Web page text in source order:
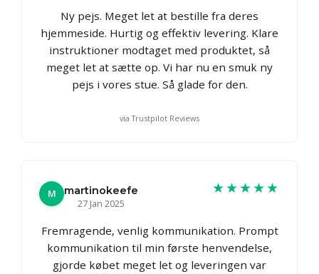
Ny pejs. Meget let at bestille fra deres
hjemmeside. Hurtig og effektiv levering. Klare
instruktioner modtaget med produktet, så
meget let at sætte op. Vi har nu en smuk ny
pejs i vores stue. Så glade for den.
via Trustpilot Reviews
M
martinokeefe
27 Jan 2025
★★★★★
Fremragende, venlig kommunikation. Prompt
kommunikation til min første henvendelse,
gjorde købet meget let og leveringen var